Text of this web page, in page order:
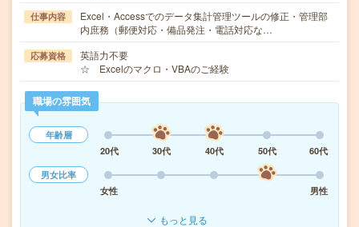
仕事内容
Excel・Accessでのデータ集計管理ツールの修正・管理部
内庶務（郵便対応・備品発注・電話対応な…
応募資格
英語力不要
☆ Excelのマクロ・VBAのご経験
職場の雰囲気
年齢層
20代
30代 40代 50代
60代
男女比率
女性
男性
もっと見る